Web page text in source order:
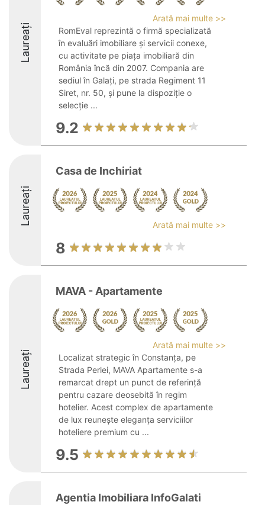
Laureați
Arată mai multe >>
RomEval reprezintă o firmă specializată
în evaluări imobiliare și servicii conexe,
cu activitate pe piața imobiliară din
România încă din 2007. Compania are
sediul în Galați, pe strada Regiment 11
Siret, nr. 50, și pune la dispoziție o
selecție ...
9.2
Laureați
Casa de Inchiriat
Arată mai multe >>
8
Laureați
MAVA - Apartamente
Arată mai multe >>
Localizat strategic în Constanța, pe
Strada Perlei, MAVA Apartamente s-a
remarcat drept un punct de referință
pentru cazare deosebită în regim
hotelier. Acest complex de apartamente
de lux reunește eleganța serviciilor
hoteliere premium cu ...
9.5
Agentia Imobiliara InfoGalati